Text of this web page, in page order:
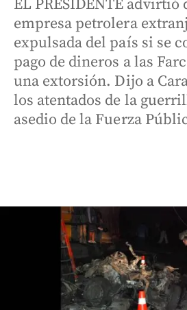
EL PRESIDENTE advirtió
empresa petrolera
expulsada del país si se
pago de dineros a las
una extorsión. Dijo a
los atentados de la
asedio de la Fuerza